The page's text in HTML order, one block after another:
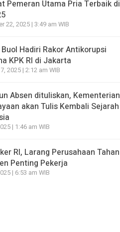
Pemeran Utama Pria Terbaik di
22, 2025 | 3:49 am WIB
Hadiri Rakor Antikorupsi
KPK RI di Jakarta
2025 | 2:12 am WIB
Absen dituliskan, Kementerian
akan Tulis Kembali Sejarah
| 1:46 am WIB
RI, Larang Perusahaan Tahan
Penting Pekerja
| 6:53 am WIB